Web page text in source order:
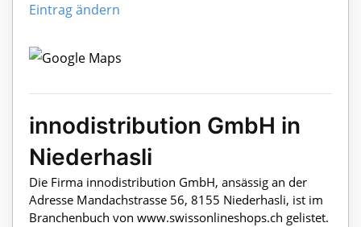
Eintrag ändern
innodistribution GmbH in
Niederhasli
Die Firma innodistribution GmbH, ansässig an der
Adresse Mandachstrasse 56, 8155 Niederhasli, ist im
Branchenbuch von www.swissonlineshops.ch gelistet.